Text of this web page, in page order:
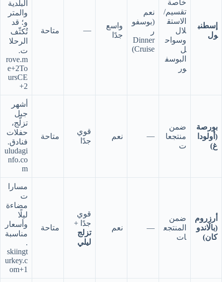
إسطنب
ول
خاصة
تقسيم/
الاستق
لال
وسواح
ل
البوسف
ور
نعم
(بوسفو
ر
Dinner
Cruise)
واسع
جدًا
— متاحة
البلدية
والمتر
و؛ قد
تُكثّف
الرحلا
ت.
rove.m
e+2To
ursCE
+2
بورصة
(أولودا
غ)
ضمن
منتجعا
ت
— نعم
قوي
جدًا
متاحة
أشهر
جبل
تزلّج،
حفلات
فنادق.
uludagi
nfo.co
m
أرزِروم
(بالاندو
كان)
ضمن
المنتجع
ات
— نعم
قوي
جدًا +
تزلج
ليلي
متاحة
مسارا
ت
مضاءة
ليلًا
وأسعار
مناسبة
.
skiingt
urkey.c
om+1